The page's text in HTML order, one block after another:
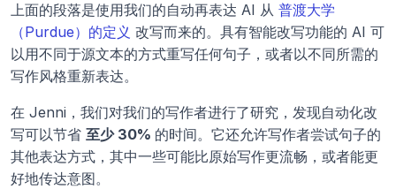
上面的段落是使用我们的自动再表达 AI 从 普渡大学
（Purdue）的定义 改写而来的。具有智能改写功能的 AI 可
以用不同于源文本的方式重写任何句子，或者以不同所需的
写作风格重新表达。
在 Jenni，我们对我们的写作者进行了研究，发现自动化改
写可以节省 至少 30% 的时间。它还允许写作者尝试句子的
其他表达方式，其中一些可能比原始写作更流畅，或者能更
好地传达意图。